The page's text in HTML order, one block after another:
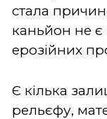
стала
каньйон не є
ерозійних
Є кілька
рельєфу,